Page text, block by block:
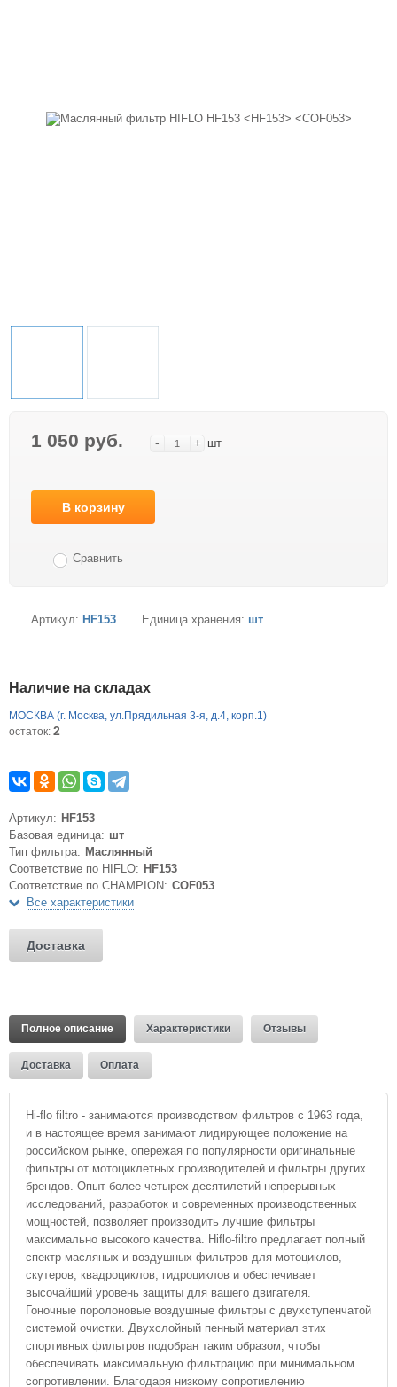
1 050 руб. - + шт
В корзину
Сравнить
Артикул: HF153 Единица хранения: шт
Наличие на складах
МОСКВА (г. Москва, ул.Прядильная 3-я, д.4, корп.1)
остаток: 2
Артикул: HF153
Базовая единица: шт
Тип фильтра: Маслянный
Соответствие по HIFLO: HF153
Соответствие по CHAMPION: COF053
Все характеристики
Доставка
Полное описание Характеристики Отзывы
Доставка Оплата
Hi-flo filtro - занимаются производством фильтров с 1963 года,
и в настоящее время занимают лидирующее положение на
российском рынке, опережая по популярности оригинальные
фильтры от мотоциклетных производителей и фильтры других
брендов. Опыт более четырех десятилетий непрерывных
исследований, разработок и современных производственных
мощностей, позволяет производить лучшие фильтры
максимально высокого качества. Hiflo-filtro предлагает полный
спектр масляных и воздушных фильтров для мотоциклов,
скутеров, квадроциклов, гидроциклов и обеспечивает
высочайший уровень защиты для вашего двигателя.
Гоночные поролоновые воздушные фильтры с двухступенчатой
системой очистки. Двухслойный пенный материал этих
спортивных фильтров подобран таким образом, чтобы
обеспечивать максимальную фильтрацию при минимальном
сопротивлении. Благодаря низкому сопротивлению